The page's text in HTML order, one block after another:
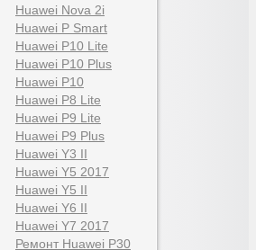
Huawei Nova 2i
Huawei P Smart
Huawei P10 Lite
Huawei P10 Plus
Huawei P10
Huawei P8 Lite
Huawei P9 Lite
Huawei P9 Plus
Huawei Y3 II
Huawei Y5 2017
Huawei Y5 II
Huawei Y6 II
Huawei Y7 2017
Ремонт Huawei P30